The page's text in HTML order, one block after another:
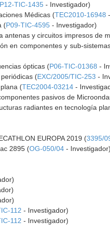
P12-TIC-1435 - Investigador)
Médicas (TEC2010-16948
(P09-TIC-4595 - Investigador)
antenas y circuitos impresos de
en componentes y sub-
ópticas (P06-TIC-01368 -
(EXC/2005/TIC-253 -
(TEC2004-03214 -
pasivos de
radiantes en tecnología
EUROPA 2019 (3395/
2895 (OG-050/04 - Investigador)
112 - Investigador)
112 - Investigador)